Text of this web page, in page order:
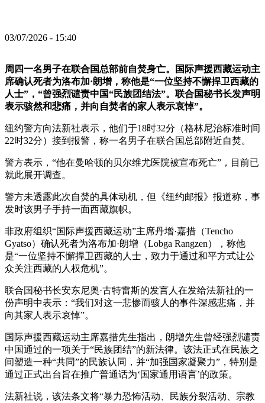
03/07/2026 - 15:40
周四一名男子在联合国总部前自焚身亡。国际声援西藏运动主
席确认死者为洛布加·朗增，称他是“一位坚持不懈捍卫西藏的
人士”，“曾强烈谴责中国“民族团结法”。联合国秘书长发声明
表示骇然和悲痛，并向自焚者的家人表示哀悼”。
纽约警方向法新社表示，他们于18时32分（格林尼治标准时间
22时32分）接到报警，称一名男子在联合国总部附近自焚。
警方表示，“他在曼哈顿的贝尔维尤医院被宣布死亡”，目前已
就此展开调查。
警方未透露此次自焚的具体动机，但《纽约邮报》报道称，事
发时该男子手持一面西藏旗帜。
非政府组织“国际声援西藏运动”主席丹增·嘉措（Tencho
Gyatso）确认死者为洛布加·朗增（Lobga Rangzen），称他
是“一位坚持不懈捍卫西藏的人士，致力于通过和平方式让公
众关注西藏的人权危机”。
联合国秘书长安东尼奥·古特雷斯的发言人在发给法新社的一
份声明中表示：“我们对这一悲惨而骇人的事件深感悲痛，并
向其家人表示哀悼”。
国际声援西藏运动主席嘉措先生指出，朗增先生曾经强烈谴责
中国通过的一项关于“民族团结”的新法律。该法正式在民族之
间塑造一种“共同”的民族认同，并“加强国家凝聚力”，特别是
通过正式出台旨在推广普通话为‘国家通用语言’的政策。
法新社说，该法条文将“暴力恐怖活动、民族分裂活动、宗教